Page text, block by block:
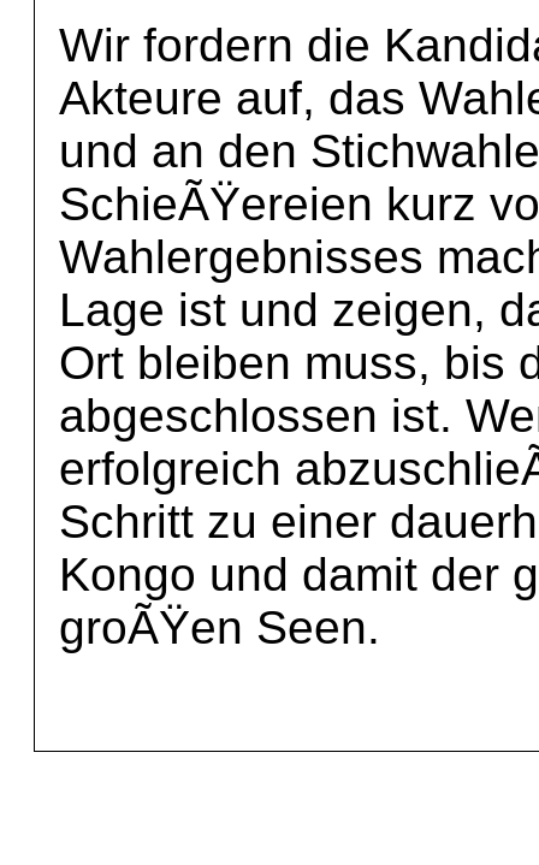
Wir fordern die
Akteure auf, das
und an den
SchieÃŸereien kurz
Wahlergebnisses
Lage ist und zeigen,
Ort bleiben muss, bis
abgeschlossen ist.
erfolgreich
Schritt zu einer
Kongo und damit der
groÃŸen Seen.